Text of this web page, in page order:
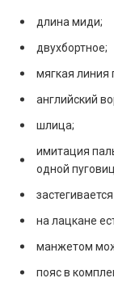
длина миди;
двухбортное;
мягкая линия
английский
шлица;
имитация
одной
на лацкане
манжетом
пояс в